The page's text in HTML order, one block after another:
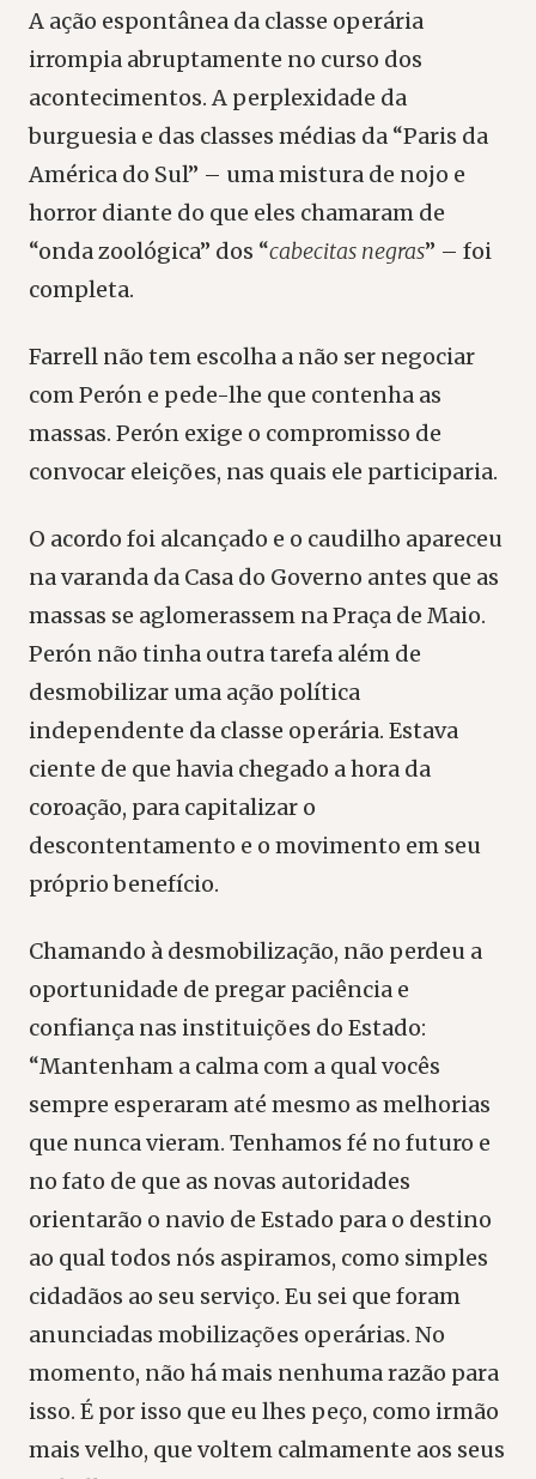
A ação espontânea da classe operária
irrompia abruptamente no curso dos
acontecimentos. A perplexidade da
burguesia e das classes médias da “Paris da
América do Sul” – uma mistura de nojo e
horror diante do que eles chamaram de
“onda zoológica” dos “cabecitas negras” – foi
completa.
Farrell não tem escolha a não ser negociar
com Perón e pede-lhe que contenha as
massas. Perón exige o compromisso de
convocar eleições, nas quais ele participaria.
O acordo foi alcançado e o caudilho apareceu
na varanda da Casa do Governo antes que as
massas se aglomerassem na Praça de Maio.
Perón não tinha outra tarefa além de
desmobilizar uma ação política
independente da classe operária. Estava
ciente de que havia chegado a hora da
coroação, para capitalizar o
descontentamento e o movimento em seu
próprio benefício.
Chamando à desmobilização, não perdeu a
oportunidade de pregar paciência e
confiança nas instituições do Estado:
“Mantenham a calma com a qual vocês
sempre esperaram até mesmo as melhorias
que nunca vieram. Tenhamos fé no futuro e
no fato de que as novas autoridades
orientarão o navio de Estado para o destino
ao qual todos nós aspiramos, como simples
cidadãos ao seu serviço. Eu sei que foram
anunciadas mobilizações operárias. No
momento, não há mais nenhuma razão para
isso. É por isso que eu lhes peço, como irmão
mais velho, que voltem calmamente aos seus